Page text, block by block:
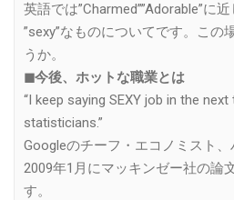
英語では”Charmed””Adorable”に
”sexy”なものについてです。この
うか。
◼︎今後、ホットな職業とは
“I keep saying SEXY job in the
statisticians.”
Googleのチーフ・エコノミスト
2009年1月にマッキンゼー社の論
す。